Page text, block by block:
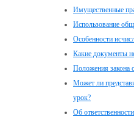
Имущественные
Использование
Особенности
Какие документы
Положения закона
Может ли
урок?
Об